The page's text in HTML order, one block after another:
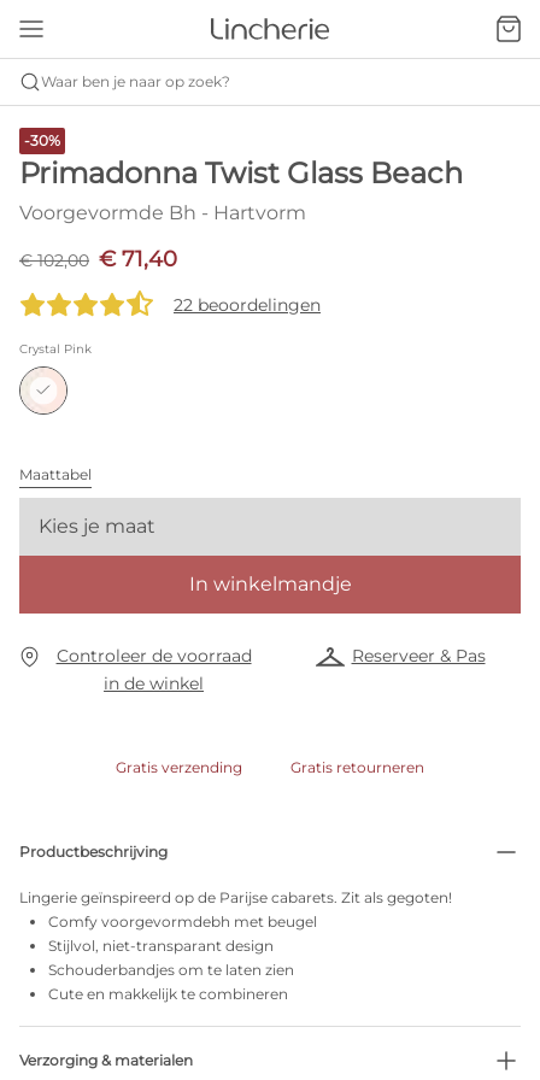
Waar ben je naar op zoek?
-30%
Primadonna Twist Glass Beach
Voorgevormde Bh - Hartvorm
€ 102,00 € 71,40
22 beoordelingen
Crystal Pink
Maattabel
Kies je maat
In winkelmandje
Controleer de voorraad
in de winkel
Reserveer & Pas
Gratis verzending Gratis retourneren
Productbeschrijving
Lingerie geïnspireerd op de Parijse cabarets. Zit als gegoten!
Comfy voorgevormdebh met beugel
Stijlvol, niet-transparant design
Schouderbandjes om te laten zien
Cute en makkelijk te combineren
Verzorging & materialen